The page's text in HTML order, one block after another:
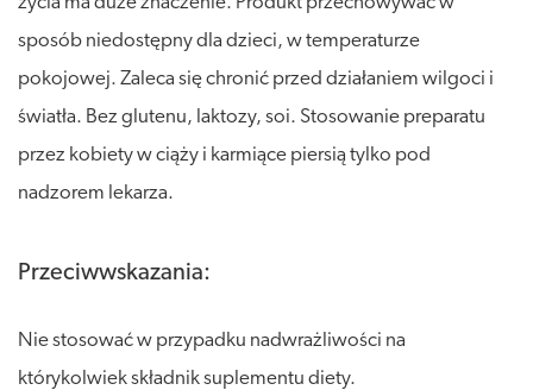
sposób niedostępny dla dzieci, w temperaturze
pokojowej. Zaleca się chronić przed działaniem wilgoci i
światła. Bez glutenu, laktozy, soi. Stosowanie preparatu
przez kobiety w ciąży i karmiące piersią tylko pod
nadzorem lekarza.
Przeciwwskazania:
Nie stosować w przypadku nadwrażliwości na
którykolwiek składnik suplementu diety.